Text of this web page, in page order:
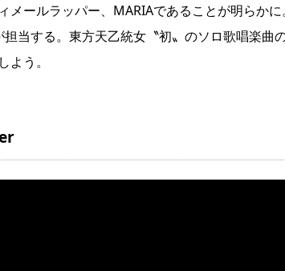
メールラッパー、MARIAであることが明らか
担当する。東方天乙統女〝初〟のソロ歌唱楽曲
う。